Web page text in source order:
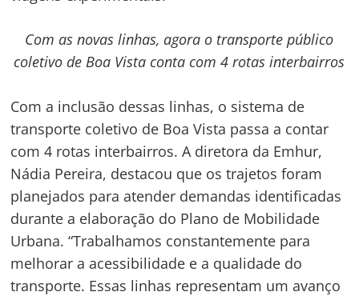
Com as novas linhas, agora o transporte público
coletivo de Boa Vista conta com 4 rotas interbairros
Com a inclusão dessas linhas, o sistema de
transporte coletivo de Boa Vista passa a contar
com 4 rotas interbairros. A diretora da Emhur,
Nádia Pereira, destacou que os trajetos foram
planejados para atender demandas identificadas
durante a elaboração do Plano de Mobilidade
Urbana. “Trabalhamos constantemente para
melhorar a acessibilidade e a qualidade do
transporte. Essas linhas representam um avanço